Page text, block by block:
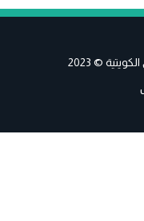
© 2023